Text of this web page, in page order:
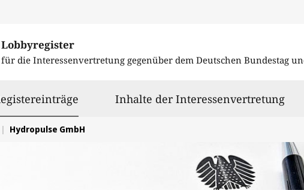
Lobbyregister
für die Interessenvertretung gegenüber dem Deutschen Bundestag
ausgewähltInhalte der Interessenvertretung
Hydropulse GmbH